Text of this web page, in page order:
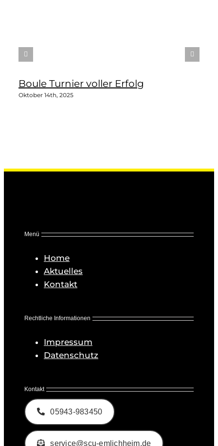
Boule Turnier voller Erfolg
Oktober 14th, 2025
Menü
Home
Aktuelles
Kontakt
Rechtliche Informationen
Impressum
Datenschutz
Kontakt
05943-983450
service@scu-emlichheim.de